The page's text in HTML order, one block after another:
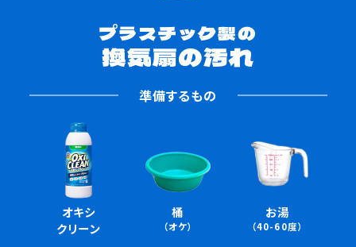
プラスチック製の
換気扇の汚れ
準備するもの
オキシ
クリーン
桶
（オケ）
お湯
（40-60度）